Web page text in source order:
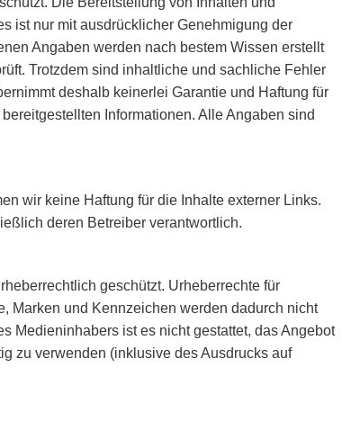
ist nur mit ausdrücklicher Genehmigung der
Angaben werden nach bestem Wissen erstellt
Trotzdem sind inhaltliche und sachliche Fehler
deshalb keinerlei Garantie und Haftung für
Informationen. Alle Angaben sind
wir keine Haftung für die Inhalte externer Links.
deren Betreiber verantwortlich.
geschützt. Urheberrechte für
Marken und Kennzeichen werden dadurch nicht
Medieninhabers ist es nicht gestattet, das Angebot
zu verwenden (inklusive des Ausdrucks auf